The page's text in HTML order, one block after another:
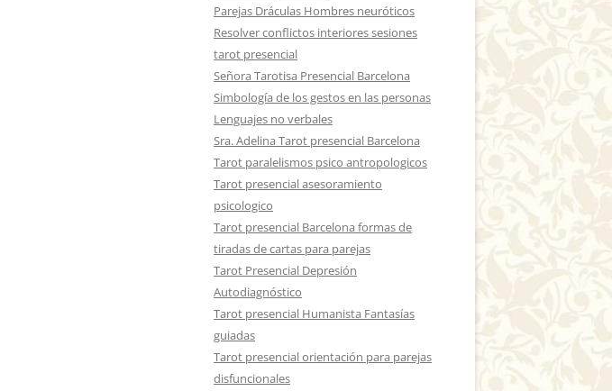
Parejas Dráculas Hombres neuróticos
Resolver conflictos interiores sesiones
tarot presencial
Señora Tarotisa Presencial Barcelona
Simbología de los gestos en las personas
Lenguajes no verbales
Sra. Adelina Tarot presencial Barcelona
Tarot paralelismos psico antropologicos
Tarot presencial asesoramiento
psicologico
Tarot presencial Barcelona formas de
tiradas de cartas para parejas
Tarot Presencial Depresión
Autodiagnóstico
Tarot presencial Humanista Fantasías
guiadas
Tarot presencial orientación para parejas
disfuncionales